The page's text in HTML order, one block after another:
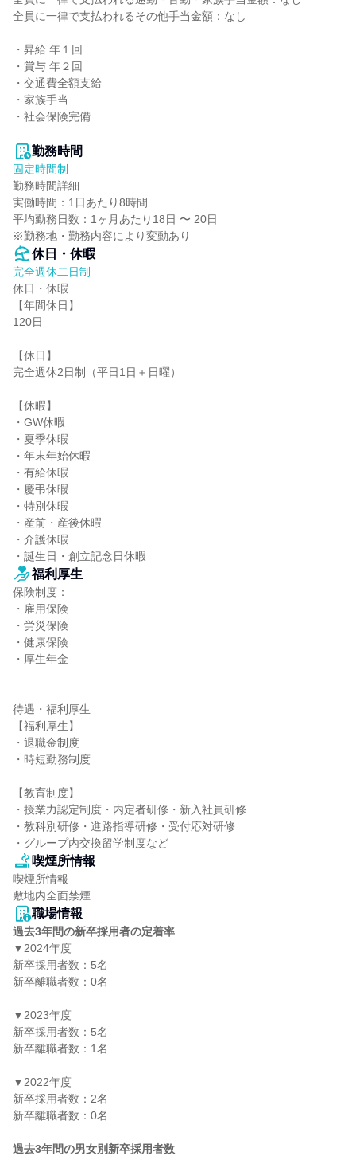
全員に一律で支払われるその他手当金額：なし
・昇給 年１回
・賞与 年２回
・交通費全額支給
・家族手当
・社会保険完備
勤務時間
固定時間制
勤務時間詳細
実働時間：1日あたり8時間
平均勤務日数：1ヶ月あたり18日 〜 20日
※勤務地・勤務内容により変動あり
休日・休暇
完全週休二日制
休日・休暇
【年間休日】
120日
【休日】
完全週休2日制（平日1日＋日曜）
【休暇】
・GW休暇
・夏季休暇
・年末年始休暇
・有給休暇
・慶弔休暇
・特別休暇
・産前・産後休暇
・介護休暇
・誕生日・創立記念日休暇
福利厚生
保険制度：
・雇用保険
・労災保険
・健康保険
・厚生年金
待遇・福利厚生
【福利厚生】
・退職金制度
・時短勤務制度
【教育制度】
・授業力認定制度・内定者研修・新入社員研修
・教科別研修・進路指導研修・受付応対研修
・グループ内交換留学制度など
喫煙所情報
喫煙所情報
敷地内全面禁煙
職場情報
過去3年間の新卒採用者の定着率
▼2024年度
新卒採用者数：5名
新卒離職者数：0名
▼2023年度
新卒採用者数：5名
新卒離職者数：1名
▼2022年度
新卒採用者数：2名
新卒離職者数：0名
過去3年間の男女別新卒採用者数